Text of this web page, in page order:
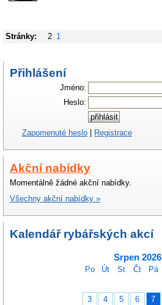
Stránky: 2 1
Přihlášení
Jméno:
Heslo:
Zapomenuté heslo Registrace
Akční nabídky
Momentálně žádné akční nabídky.
Všechny akční nabídky »
Kalendář rybářských akcí
Srpen 2026
Po Út St Čt Pá
3
4 5 6 7